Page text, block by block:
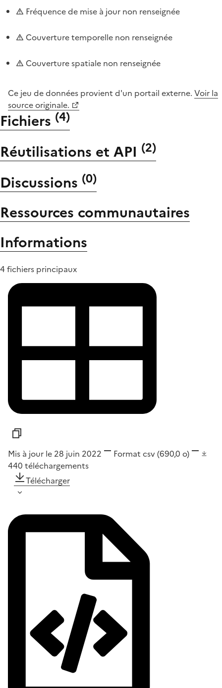
Fréquence de mise à jour non renseignée
Couverture temporelle non renseignée
Couverture spatiale non renseignée
Ce jeu de données provient d'un portail externe. Voir la
source originale.
Fichiers (4)
Réutilisations et API (2)
Discussions (0)
Ressources communautaires
Informations
4 fichiers principaux
Mis à jour le 28 juin 2022 Format csv(690,0 o)
440 téléchargements
Télécharger